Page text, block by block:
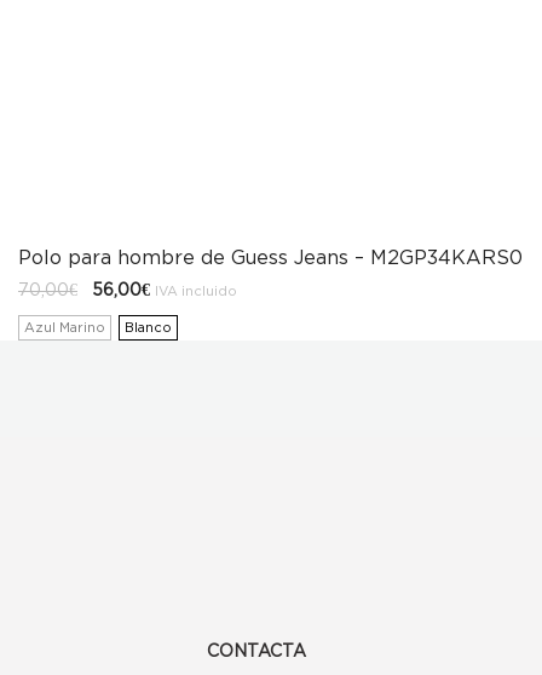
Polo para hombre de Guess Jeans – M2GP34KARS0
70,00€
El
original
era:
56,00€El
actual
es:
IVA incluido
Azul Marino Blanco
CONTACTA